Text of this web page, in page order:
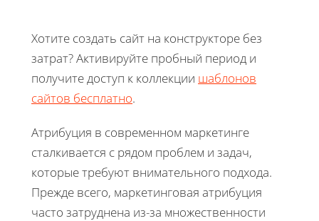
Хотите создать сайт на конструкторе без
затрат? Активируйте пробный период и
получите доступ к коллекции шаблонов
сайтов бесплатно.
Атрибуция в современном маркетинге
сталкивается с рядом проблем и задач,
которые требуют внимательного подхода.
Прежде всего, маркетинговая атрибуция
часто затруднена из-за множественности